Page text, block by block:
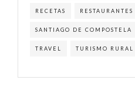
RECETAS RESTAURANTES
SANTIAGO DE COMPOSTELA
TRAVEL TURISMO RURAL